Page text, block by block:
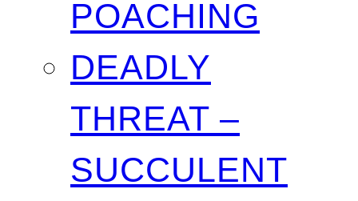
POACHING
DEADLY
THREAT –
SUCCULENT